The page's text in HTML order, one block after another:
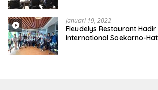
Januari 19, 2022
Fleudelys Restaurant
International Soekarno-